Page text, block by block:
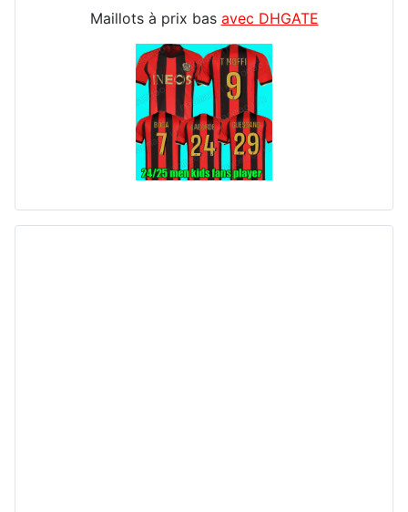
Maillots à prix bas avec DHGATE